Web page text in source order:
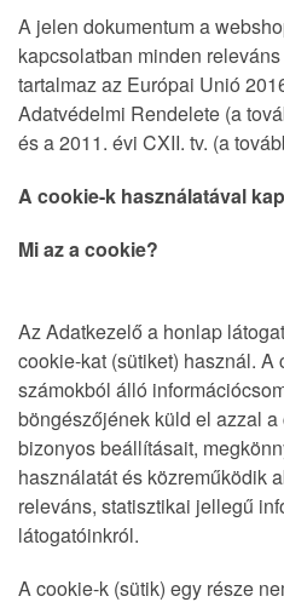
A jelen dokumentum a
kapcsolatban minden
tartalmaz az Európai Unió
Adatvédelmi Rendelete (a
és a 2011. évi CXII. tv. (a
A cookie-k használatával
Mi az a cookie?
Az Adatkezelő a honlap
cookie-kat (sütiket) használ. A
számokból álló
böngészőjének küld el azzal
bizonyos beállításait,
használatát és közreműködik
releváns, statisztikai jellegű
látogatóinkról.
A cookie-k (sütik) egy része